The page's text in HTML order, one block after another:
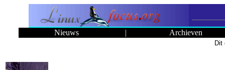
Nieuws | Archieven
Dit